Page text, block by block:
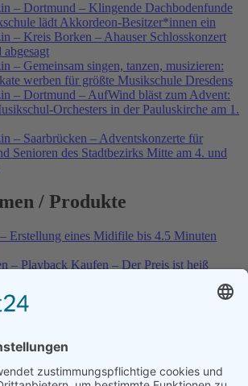
– Dortmund – Klingende Dachbodenfunde
lädt Akkordeon-Besitzer*innen ein
– Kreis Borken – Ahauser Schlosskonzert
– Gemeinsam singen, tanzen, musizieren:
werben für größte Musikschule Dresdens
– Dortmund – AufWind bläst zum Advent:
Orchesters in der Pauluskirche am 1.
– Saarbrücken – Adventskonzerte für
Senioren des Stadtbezirks Mitte am 4. und
/ Produkte
Erstellung eines Midifile bis 4.5 Minuten
– Playback Kaufen – Der Preis ist heiß
– Roy Black – Playbacks – Absolute Rarität
– Midifiles kaufen – Ich baue Dein
Erstellung eines Wunschmidifile bis 3.5
TIME Sommerhits als Karaoke-Playbacks –